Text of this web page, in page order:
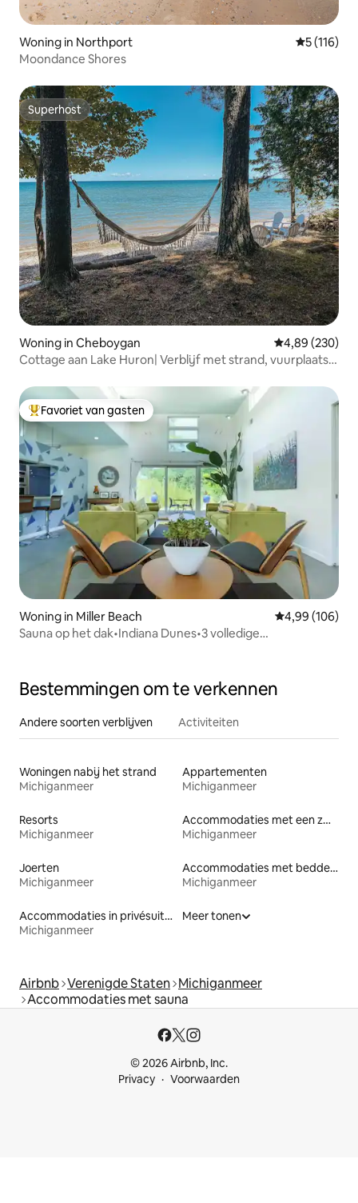
Woning in Northport
5 (116)
Moondance Shores
Superhost
Superhost
Woning in Cheboygan Gemiddelde
4,89 (230)
Cottage aan Lake Huron| Verblijf met strand, vuurplaats
Topfavoriet van gasten
Favoriet van gasten
Woning in Miller Beach Gemiddelde
4,99 (106)
Sauna op het dak•Indiana Dunes•3 volledige
Bestemmingen om te verkennen
Andere soorten verblijven Activiteiten
Woningen nabij het strand
Michiganmeer
Appartementen
Michiganmeer
Resorts
Michiganmeer
Accommodaties met een zwembad
Michiganmeer
Joerten
Michiganmeer
Accommodaties met bedden op toegankelijke hoogte
Michiganmeer
Accommodaties in privésuites
Michiganmeer
Meer tonen
Airbnb Verenigde Staten Michiganmeer
Accommodaties met sauna
© 2026 Airbnb, Inc.
Privacy
Voorwaarden